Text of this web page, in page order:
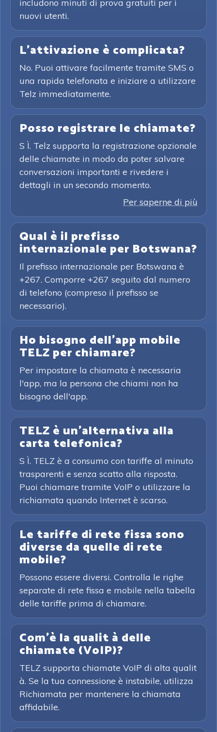
includono minuti di prova gratuiti per i
nuovi utenti.
L'attivazione è complicata?
No. Puoi attivare facilmente tramite SMS o
una rapida telefonata e iniziare a utilizzare
Telz immediatamente.
Posso registrare le chiamate?
S Ì. Telz supporta la registrazione opzionale
delle chiamate in modo da poter salvare
conversazioni importanti e rivedere i
dettagli in un secondo momento.
Per saperne di più
Qual è il prefisso
internazionale per Botswana?
Il prefisso internazionale per Botswana è
+267. Comporre +267 seguito dal numero
di telefono (compreso il prefisso se
necessario).
Ho bisogno dell'app mobile
TELZ per chiamare?
Per impostare la chiamata è necessaria
l'app, ma la persona che chiami non ha
bisogno dell'app.
TELZ è un'alternativa alla
carta telefonica?
S Ì. TELZ è a consumo con tariffe al minuto
trasparenti e senza scatto alla risposta.
Puoi chiamare tramite VoIP o utilizzare la
richiamata quando Internet è scarso.
Le tariffe di rete fissa sono
diverse da quelle di rete
mobile?
Possono essere diversi. Controlla le righe
separate di rete fissa e mobile nella tabella
delle tariffe prima di chiamare.
Com'è la qualit à delle
chiamate (VoIP)?
TELZ supporta chiamate VoIP di alta qualit
à. Se la tua connessione è instabile, utilizza
Richiamata per mantenere la chiamata
affidabile.